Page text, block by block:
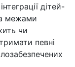
дітей-
межами
чи
певні